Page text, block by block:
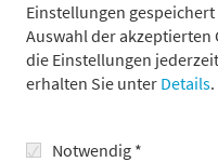
Einstellungen
Auswahl der
die Einstellungen
erhalten Sie unter Details.
Notwendig *
ABO Energy GmbH & Co.
ThyssenKrupp Marine
8. Ein Vorstandsmitglied
Aufsichtsrats oder eines